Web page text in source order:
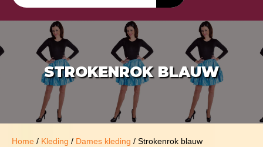
STROKENROK BLAUW
Home / Kleding / Dames kleding / Strokenrok blauw